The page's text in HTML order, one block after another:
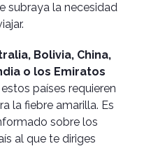
subraya la necesidad
Bolivia, China,
o los Emiratos
países requieren
la fiebre amarilla. Es
sobre los
al que te diriges